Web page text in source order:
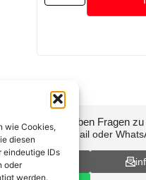
wie Cookies,
diesen
eindeutige IDs
oder
werden.
oder haben Fragen
per Telefon, E-Mail oder
736-16